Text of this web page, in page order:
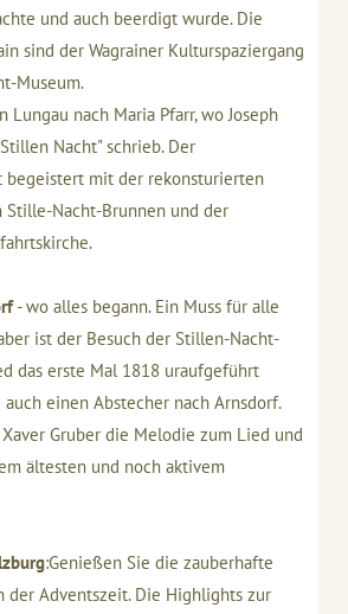
und auch beerdigt wurde. Die
sind der Wagrainer Kulturspaziergang
Museum.
Lungau nach Maria Pfarr, wo Joseph
Nacht" schrieb. Der
begeistert mit der rekonsturierten
Stille-Nacht-Brunnen und der
- wo alles begann. Ein Muss für alle
ist der Besuch der Stillen-Nacht-
das erste Mal 1818 uraufgeführt
einen Abstecher nach Arnsdorf.
Gruber die Melodie zum Lied und
ältesten und noch aktivem
:Genießen Sie die zauberhafte
der Adventszeit. Die Highlights zur